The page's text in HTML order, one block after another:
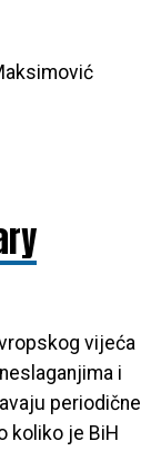
vijeća
i
periodične
koliko je BiH